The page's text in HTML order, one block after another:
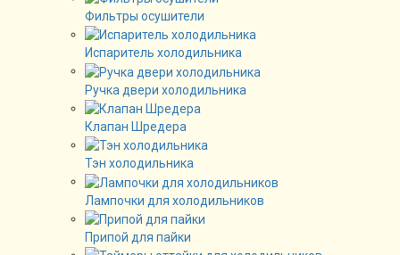
Фильтры осушители
Испаритель холодильника
Ручка двери холодильника
Клапан Шредера
Тэн холодильника
Лампочки для холодильников
Припой для пайки